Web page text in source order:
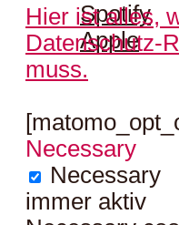
Spotify
Apple
Hier ist alles,
Datenschutz-
muss.
Necessary
Necessary
immer aktiv